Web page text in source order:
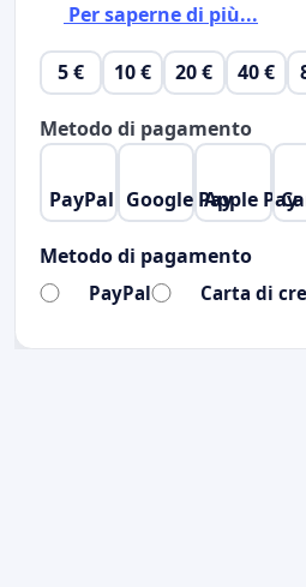
Per saperne di più...
5 € 10 € 20 € 40 €
Metodo di pagamento
PayPal Google PayApple Pay
Metodo di pagamento
PayPal Carta di